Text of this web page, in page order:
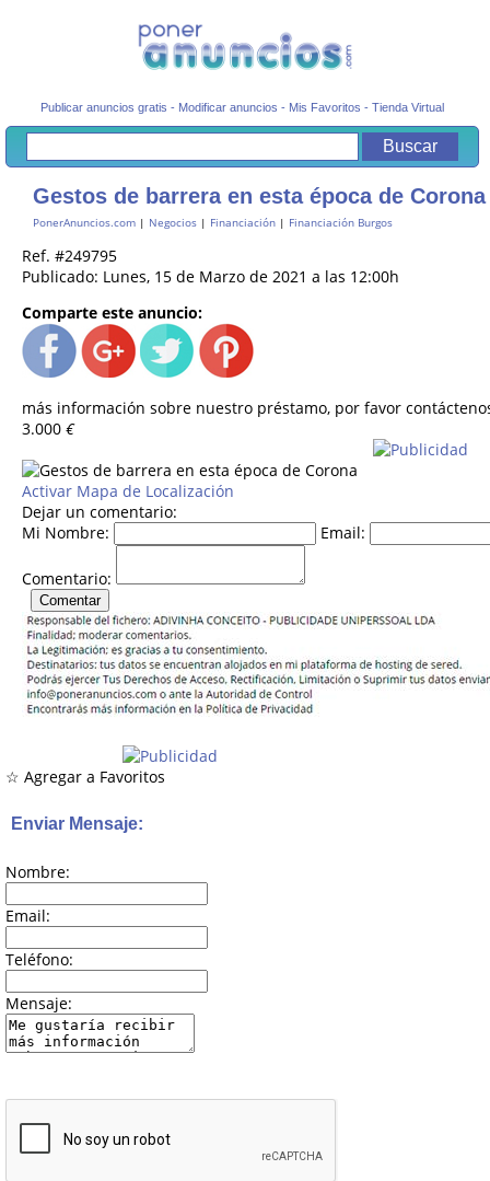
Publicar anuncios gratis - Modificar anuncios - Mis Favoritos -Tienda Virtual
Gestos de barrera en esta época de Corona
PonerAnuncios.com | Negocios | Financiación | Financiación Burgos
Ref. #249795
Publicado: Lunes, 15 de Marzo de 2021 a las 12:00h
Comparte este anuncio:
más información sobre nuestro préstamo, por favor
3.000 €
Activar Mapa de Localización
Dejar un comentario:
Mi Nombre:
Email:
Comentario:
☆ Agregar a Favoritos
Enviar Mensaje:
Nombre:
Email:
Teléfono:
Mensaje: